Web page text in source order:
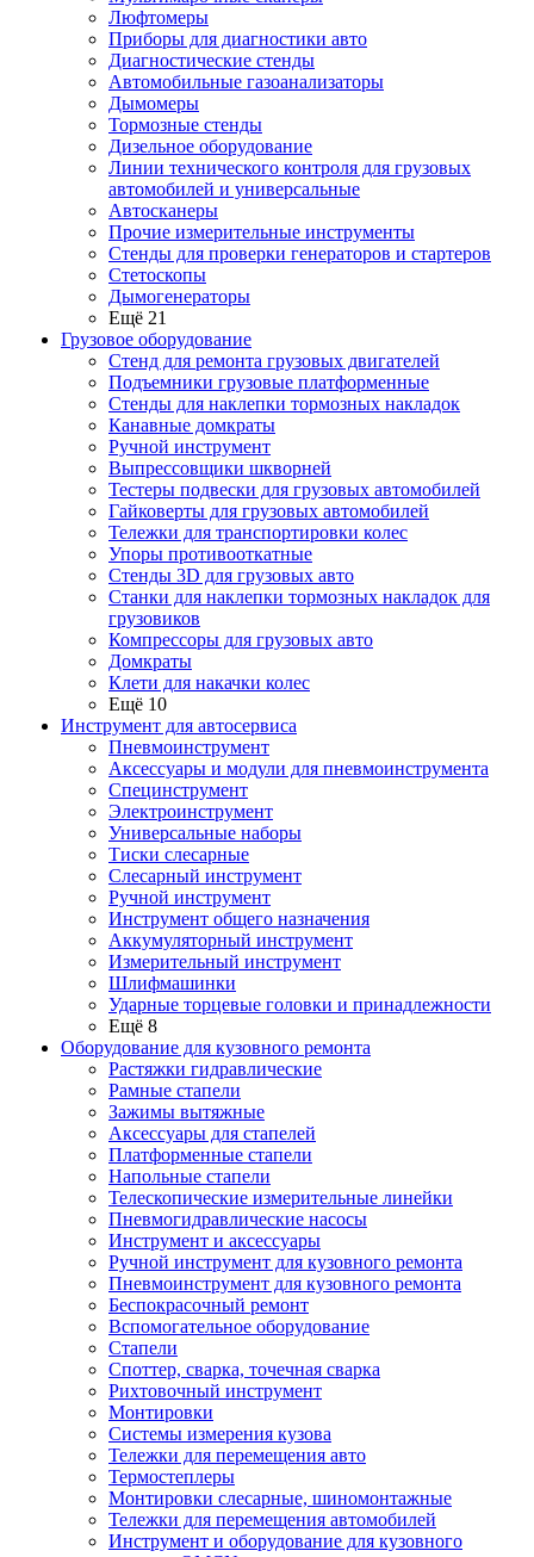
Люфтомеры
Приборы для диагностики авто
Диагностические стенды
Автомобильные газоанализаторы
Дымомеры
Тормозные стенды
Дизельное оборудование
Линии технического контроля для грузовых
автомобилей и универсальные
Автосканеры
Прочие измерительные инструменты
Стенды для проверки генераторов и стартеров
Стетоскопы
Дымогенераторы
Ещё 21
Грузовое оборудование
Стенд для ремонта грузовых двигателей
Подъемники грузовые платформенные
Стенды для наклепки тормозных накладок
Канавные домкраты
Ручной инструмент
Выпрессовщики шкворней
Тестеры подвески для грузовых автомобилей
Гайковерты для грузовых автомобилей
Тележки для транспортировки колес
Упоры противооткатные
Стенды 3D для грузовых авто
Станки для наклепки тормозных накладок для
грузовиков
Компрессоры для грузовых авто
Домкраты
Клети для накачки колес
Ещё 10
Инструмент для автосервиса
Пневмоинструмент
Аксессуары и модули для пневмоинструмента
Специнструмент
Электроинструмент
Универсальные наборы
Тиски слесарные
Слесарный инструмент
Ручной инструмент
Инструмент общего назначения
Аккумуляторный инструмент
Измерительный инструмент
Шлифмашинки
Ударные торцевые головки и принадлежности
Ещё 8
Оборудование для кузовного ремонта
Растяжки гидравлические
Рамные стапели
Зажимы вытяжные
Аксессуары для стапелей
Платформенные стапели
Напольные стапели
Телескопические измерительные линейки
Пневмогидравлические насосы
Инструмент и аксессуары
Ручной инструмент для кузовного ремонта
Пневмоинструмент для кузовного ремонта
Беспокрасочный ремонт
Вспомогательное оборудование
Стапели
Споттер, сварка, точечная сварка
Рихтовочный инструмент
Монтировки
Системы измерения кузова
Тележки для перемещения авто
Термостеплеры
Монтировки слесарные, шиномонтажные
Тележки для перемещения автомобилей
Инструмент и оборудование для кузовного